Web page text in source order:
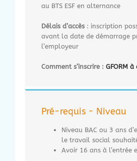
au BTS ESF en alternance
Délais d’accès : inscription
avant la date de démarrage
l’employeur
Comment s’inscrire : GFORM
Pré-requis - Niveau
Niveau BAC ou 3 ans
le travail social
Avoir 16 ans à l’entrée